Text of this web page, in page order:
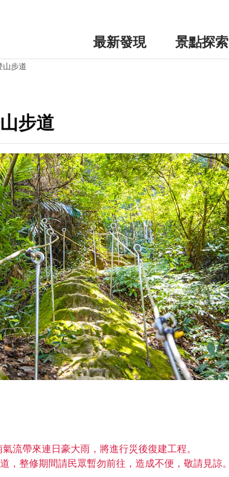
最新發現 景點探索
山步道
步道
流帶來連日豪大雨，將進行災後復建工程。
，整修期間請民眾暫勿前往，造成不便，敬請見諒。